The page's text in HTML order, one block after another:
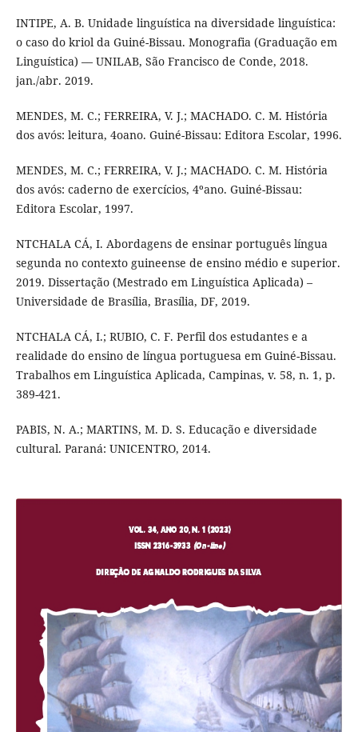
INTIPE, A. B. Unidade linguística na diversidade linguística:
o caso do kriol da Guiné-Bissau. Monografia (Graduação em
Linguística) –– UNILAB, São Francisco de Conde, 2018.
jan./abr. 2019.
MENDES, M. C.; FERREIRA, V. J.; MACHADO. C. M. História
dos avós: leitura, 4oano. Guiné-Bissau: Editora Escolar, 1996.
MENDES, M. C.; FERREIRA, V. J.; MACHADO. C. M. História
dos avós: caderno de exercícios, 4ºano. Guiné-Bissau:
Editora Escolar, 1997.
NTCHALA CÁ, I. Abordagens de ensinar português língua
segunda no contexto guineense de ensino médio e superior.
2019. Dissertação (Mestrado em Linguística Aplicada) –
Universidade de Brasília, Brasília, DF, 2019.
NTCHALA CÁ, I.; RUBIO, C. F. Perfil dos estudantes e a
realidade do ensino de língua portuguesa em Guiné-Bissau.
Trabalhos em Linguística Aplicada, Campinas, v. 58, n. 1, p.
389-421.
PABIS, N. A.; MARTINS, M. D. S. Educação e diversidade
cultural. Paraná: UNICENTRO, 2014.